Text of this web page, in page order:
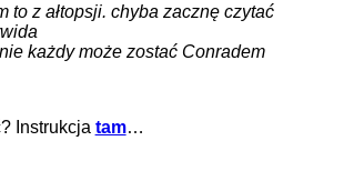
to z ałtopsji. chyba zacznę czytać
każdy może zostać Conradem
Instrukcja tam…